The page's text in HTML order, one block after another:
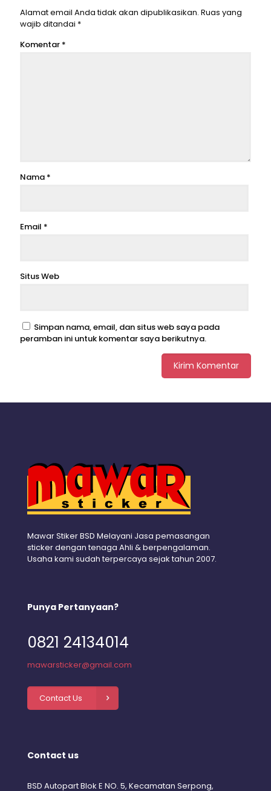
Alamat email Anda tidak akan dipublikasikan. Ruas yang
wajib ditandai *
Komentar *
Nama *
Email *
Situs Web
Simpan nama, email, dan situs web saya pada
peramban ini untuk komentar saya berikutnya.
Mawar Stiker BSD Melayani Jasa pemasangan
sticker dengan tenaga Ahli & berpengalaman.
Usaha kami sudah terpercaya sejak tahun 2007.
Punya Pertanyaan?
0821 24134014
mawarsticker@gmail.com
Contact Us
Contact us
BSD Autopart Blok E NO. 5, Kecamatan Serpong,